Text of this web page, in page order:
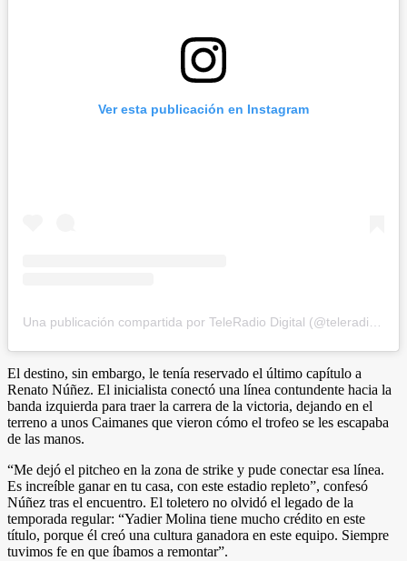
Ver esta publicación en Instagram
El destino, sin embargo, le tenía reservado el último capítulo a
Renato Núñez. El inicialista conectó una línea contundente hacia la
banda izquierda para traer la carrera de la victoria, dejando en el
terreno a unos Caimanes que vieron cómo el trofeo se les escapaba
de las manos.
“Me dejó el pitcheo en la zona de strike y pude conectar esa línea.
Es increíble ganar en tu casa, con este estadio repleto”, confesó
Núñez tras el encuentro. El toletero no olvidó el legado de la
temporada regular: “Yadier Molina tiene mucho crédito en este
título, porque él creó una cultura ganadora en este equipo. Siempre
tuvimos fe en que íbamos a remontar”.